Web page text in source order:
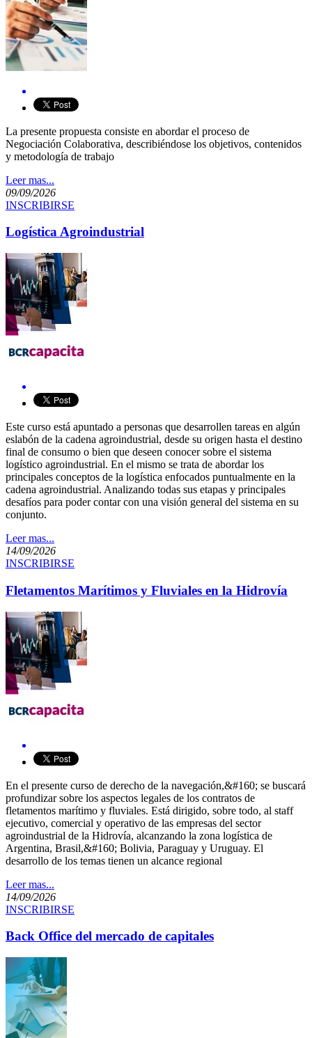
La presente propuesta consiste en abordar el proceso de
Negociación Colaborativa, describiéndose los objetivos, contenidos
y metodología de trabajo
Leer mas...
09/09/2026
INSCRIBIRSE
Logística Agroindustrial
​Este curso está apuntado a personas que desarrollen tareas en algún
eslabón de la cadena agroindustrial, desde su origen hasta el destino
final de consumo o bien que deseen conocer sobre el sistema
logístico agroindustrial. En el mismo se trata de abordar los
principales conceptos de la logística enfocados puntualmente en la
cadena agroindustrial. Analizando todas sus etapas y principales
desafíos para poder contar con una visión general del sistema en su
conjunto.
Leer mas...
14/09/2026
INSCRIBIRSE
Fletamentos Marítimos y Fluviales en la Hidrovía
En el presente curso de derecho de la navegación,&#160; se buscará
profundizar sobre los aspectos legales de los contratos de
fletamentos marítimo y fluviales. Está dirigido, sobre todo, al staff
ejecutivo, comercial y operativo de las empresas del sector
agroindustrial de la Hidrovía, alcanzando la zona logística de
Argentina, Brasil,&#160; Bolivia, Paraguay y Uruguay. El
desarrollo de los temas tienen un alcance regional
Leer mas...
14/09/2026
INSCRIBIRSE
Back Office del mercado de capitales